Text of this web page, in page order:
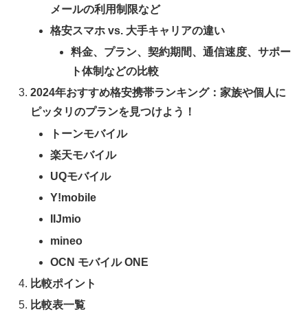
メールの利用制限など
格安スマホ vs. 大手キャリアの違い
料金、プラン、契約期間、通信速度、サポー
ト体制などの比較
2024年おすすめ格安携帯ランキング：家族や個人に
ピッタリのプランを見つけよう！
トーンモバイル
楽天モバイル
UQモバイル
Y!mobile
IIJmio
mineo
OCN モバイル ONE
比較ポイント
比較表一覧